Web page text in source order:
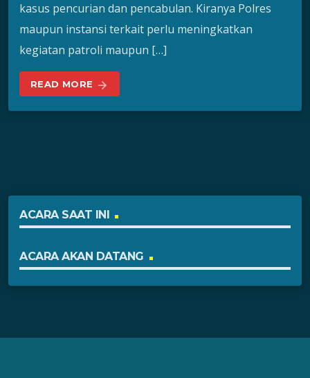
kasus pencurian dan pencabulan. Kiranya Polres
maupun instansi terkait perlu meningkatkan
kegiatan patroli maupun […]
READ MORE arrow_forward
ACARA SAAT INI
ACARA AKAN DATANG